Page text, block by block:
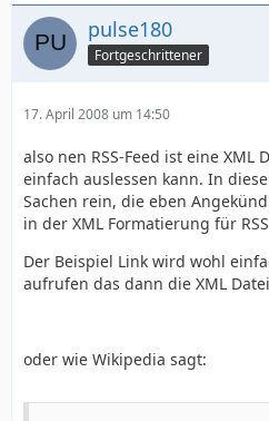
pulse180
Fortgeschrittener
17. April 2008 um 14:50
also nen RSS-Feed ist eine XML
einfach auslessen kann. In
Sachen rein, die eben
in der XML Formatierung für
Der Beispiel Link wird wohl
aufrufen das dann die XML
oder wie Wikipedia sagt: